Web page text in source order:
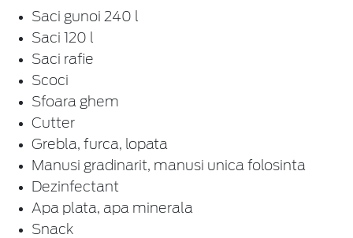
Saci gunoi 240 l
Saci 120 l
Saci rafie
Scoci
Sfoara ghem
Cutter
Grebla, furca, lopata
Manusi gradinarit, manusi unica folosinta
Dezinfectant
Apa plata, apa minerala
Snack